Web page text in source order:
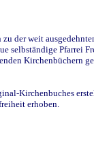
der weit
selbständige Pfarrei
Kirchenbüchern
Kirchenbuches
erhoben.